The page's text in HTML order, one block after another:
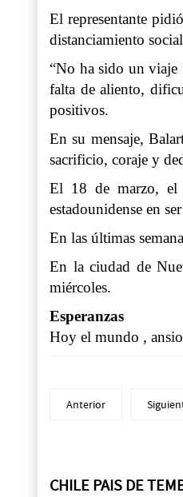
El representante
distanciamiento
“No ha sido un viaje
falta de aliento,
positivos.
En su mensaje,
sacrificio, coraje y
El 18 de marzo, el
estadounidense en
En las últimas
En la ciudad de
miércoles.
Esperanzas
Hoy el mundo ,
Anterior
CHILE PAIS DE